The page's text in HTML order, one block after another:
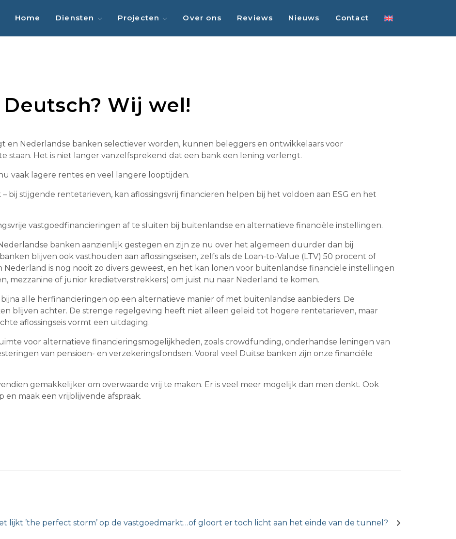
Home Diensten Projecten Over ons Reviews Nieuws Contact
Wij wel!
en Nederlandse banken selectiever worden, kunnen beleggers en ontwikkelaars voor
staan. Het is niet langer vanzelfsprekend dat een bank een lening verlengt.
vaak lagere rentes en veel langere looptijden.
bij stijgende rentetarieven, kan aflossingsvrij financieren helpen bij het voldoen aan ESG en het
vastgoedfinancieringen af te sluiten bij buitenlandse en alternatieve financiële instellingen.
banken aanzienlijk gestegen en zijn ze nu over het algemeen duurder dan bij
blijven ook vasthouden aan aflossingseisen, zelfs als de Loan-to-Value (LTV) 50 procent of
Nederland is nog nooit zo divers geweest, en het kan lonen voor buitenlandse financiële instellingen
mezzanine of junior kredietverstrekkers) om juist nu naar Nederland te komen.
alle herfinancieringen op een alternatieve manier of met buitenlandse aanbieders. De
blijven achter. De strenge regelgeving heeft niet alleen geleid tot hogere rentetarieven, maar
aflossingseis vormt een uitdaging.
voor alternatieve financieringsmogelijkheden, zoals crowdfunding, onderhandse leningen van
van pensioen- en verzekeringsfondsen. Vooral veel Duitse banken zijn onze financiële
gemakkelijker om overwaarde vrij te maken. Er is veel meer mogelijk dan men denkt. Ook
maak een vrijblijvende afspraak.
lijkt ’the perfect storm’ op de vastgoedmarkt…of gloort er toch licht aan het einde van de tunnel?